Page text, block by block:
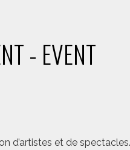
- EVENT
d’artistes et de spectacles.